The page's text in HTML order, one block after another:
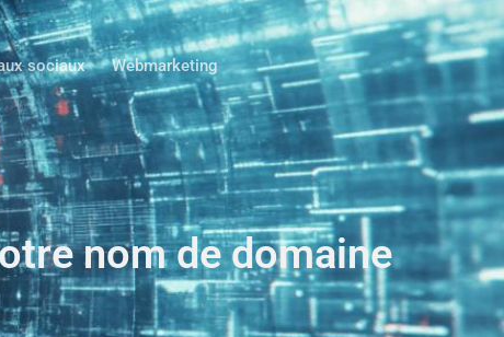
sociaux Webmarketing
nom de domaine